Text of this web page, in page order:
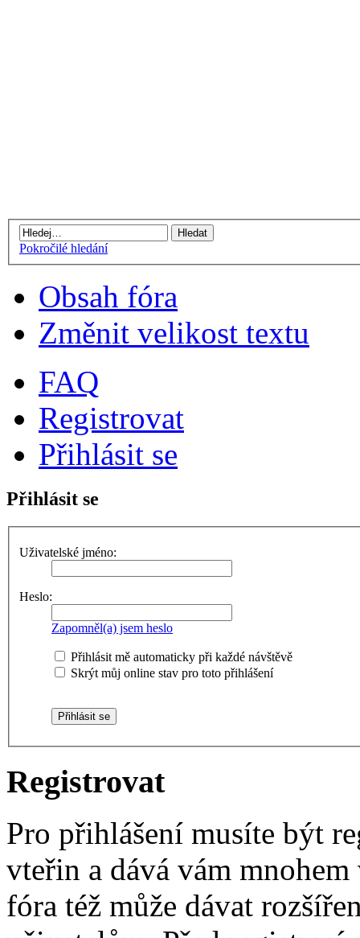
Pokročilé hledání
Obsah fóra
Změnit velikost textu
FAQ
Registrovat
Přihlásit se
Přihlásit se
Uživatelské jméno:
Heslo:
Zapomněl(a) jsem heslo
Přihlásit mě automaticky při každé návštěvě
Skrýt můj online stav pro toto přihlášení
Registrovat
Pro přihlášení musíte být
vteřin a dává vám
fóra též může dávat